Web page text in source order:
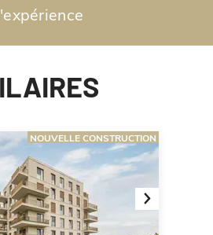
Next
NOUVELLE CONSTRUCTION